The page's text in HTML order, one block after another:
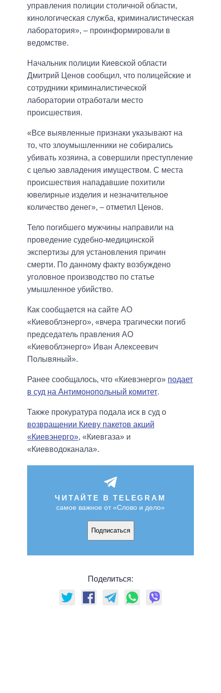
управления полиции столичной области,
кинологическая служба, криминалистическая
лаборатория», – проинформировали в
ведомстве.
Начальник полиции Киевской области
Дмитрий Ценов сообщил, что полицейские и
сотрудники криминалистической
лаборатории отработали место
происшествия.
«Все выявленные признаки указывают на
то, что злоумышленники не собирались
убивать хозяина, а совершили преступление
с целью завладения имуществом. С места
происшествия нападавшие похитили
ювелирные изделия и незначительное
количество денег», – отметил Ценов.
Тело погибшего мужчины направили на
проведение судебно-медицинской
экспертизы для установления причин
смерти. По данному факту возбуждено
уголовное производство по статье
умышленное убийство.
Как сообщается на сайте АО
«Киевоблэнерго», «вчера трагически погиб
председатель правления АО
«Киевоблэнерго» Иван Алексеевич
Полывяный».
Ранее сообщалось, что «Киевэнерго» подает
в суд на Антимонопольный комитет.
Также прокуратура подала иск в суд о
возвращении Киеву пакетов акций
«Киевэнерго», «Киевгаза» и
«Киевводоканала».
ЧИТАЙТЕ В TELEGRAM
самое важное от «Слово и дело»
Подписаться
Поделиться: